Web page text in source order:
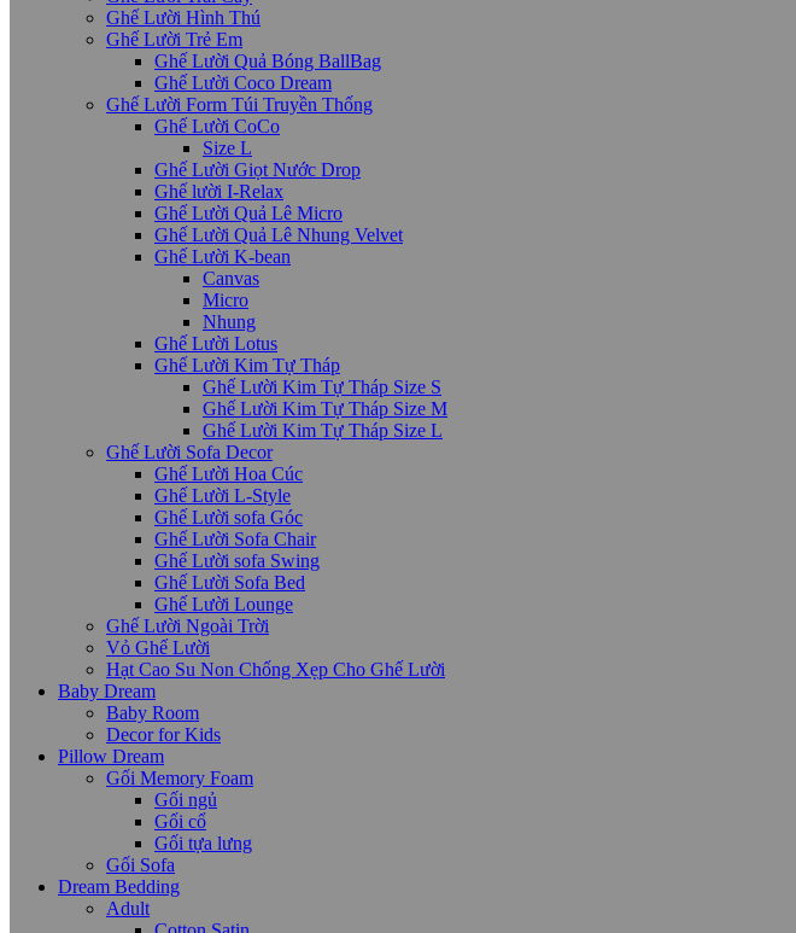
Ghế Lười Hình Thú
Ghế Lười Trẻ Em
Ghế Lười Quả Bóng BallBag
Ghế Lười Coco Dream
Ghế Lười Form Túi Truyền Thống
Ghế Lười CoCo
Size L
Ghế Lười Giọt Nước Drop
Ghế lười I-Relax
Ghế Lười Quả Lê Micro
Ghế Lười Quả Lê Nhung Velvet
Ghế Lười K-bean
Canvas
Micro
Nhung
Ghế Lười Lotus
Ghế Lười Kim Tự Tháp
Ghế Lười Kim Tự Tháp Size S
Ghế Lười Kim Tự Tháp Size M
Ghế Lười Kim Tự Tháp Size L
Ghế Lười Sofa Decor
Ghế Lười Hoa Cúc
Ghế Lười L-Style
Ghế Lười sofa Góc
Ghế Lười Sofa Chair
Ghế Lười sofa Swing
Ghế Lười Sofa Bed
Ghế Lười Lounge
Ghế Lười Ngoài Trời
Vỏ Ghế Lười
Hạt Cao Su Non Chống Xẹp Cho Ghế Lười
Baby Dream
Baby Room
Decor for Kids
Pillow Dream
Gối Memory Foam
Gối ngủ
Gối cổ
Gối tựa lưng
Gối Sofa
Dream Bedding
Adult